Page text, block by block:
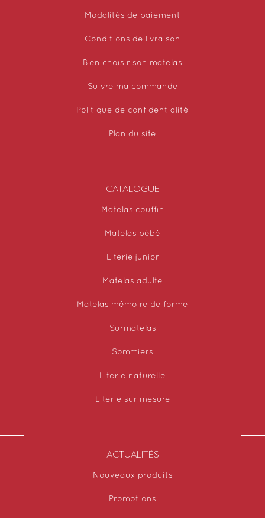
Modalités de paiement
Conditions de livraison
Bien choisir son matelas
Suivre ma commande
Politique de confidentialité
Plan du site
CATALOGUE
Matelas couffin
Matelas bébé
Literie junior
Matelas adulte
Matelas mémoire de forme
Surmatelas
Sommiers
Literie naturelle
Literie sur mesure
ACTUALITÉS
Nouveaux produits
Promotions